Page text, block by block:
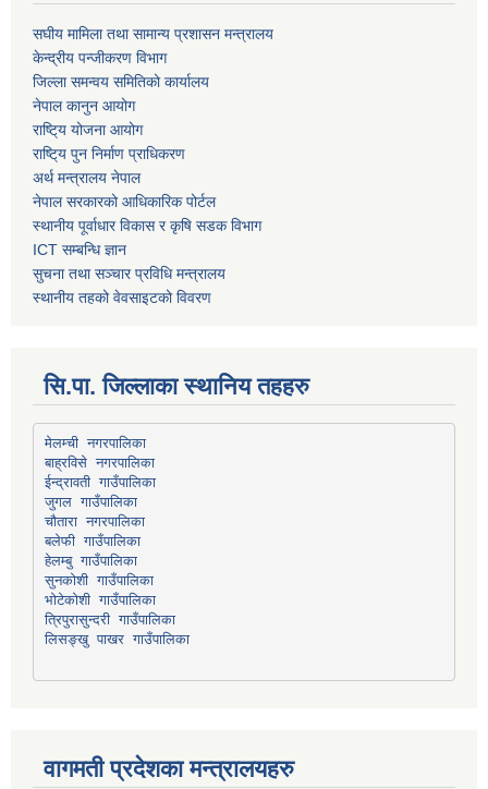
स‌घीय मामिला तथा सामान्य प्रशासन मन्त्रालय
केन्द्रीय पन्जीकरण विभाग
जिल्ला समन्वय समितिको कार्यालय
नेपाल कानुन आयोग
राष्टि्य योजना आयोग
राष्टि्य पुन निर्माण प्राधिकरण
अर्थ मन्त्रालय नेपाल
नेपाल सरकारको आधिकारिक पोर्टल
स्थानीय पूर्वाधार विकास र कृषि सडक विभाग
ICT सम्बन्धि ज्ञान
सुचना तथा सञ्चार प्रविधि मन्त्रालय
स्थानीय तहको वेवसाइटको विवरण
सि.पा. जिल्लाका स्थानिय तहहरु
मेलम्ची नगरपालिका
बाह्रविसे नगरपालिका
ईन्द्रावती गाउँपालिका
जुगल गाउँपालिका
चौतारा नगरपालिका
बलेफी गाउँपालिका
हेलम्बु गाउँपालिका
सुनकोशी गाउँपालिका
भोटेकोशी गाउँपालिका
त्रिपुरासुन्दरी गाउँपालिका
लिसङ्खु पाखर गाउँपालिका
वागमती प्रदेशका मन्त्रालयहरु